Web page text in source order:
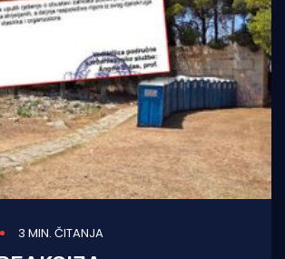
3 MIN. ČITANJA